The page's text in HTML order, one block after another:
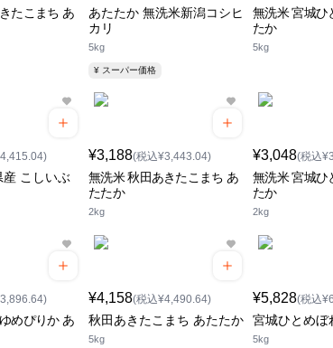
たこまち あ
あたたか 無洗米新潟コシヒ
カリ
5kg
¥ スーパー価格
無洗米 宮城ひ
たか
5kg
こしいぶ
¥3,188(税込¥3,443.04)
無洗米 秋田あきたこまち あ
たたか
2kg
¥3,048(税込
無洗米 宮城ひ
たか
2kg
めぴりか あ
¥4,158(税込¥4,490.64)
秋田あきたこまち あたたか
5kg
¥5,828(税込
宮城ひとめぼ
5kg